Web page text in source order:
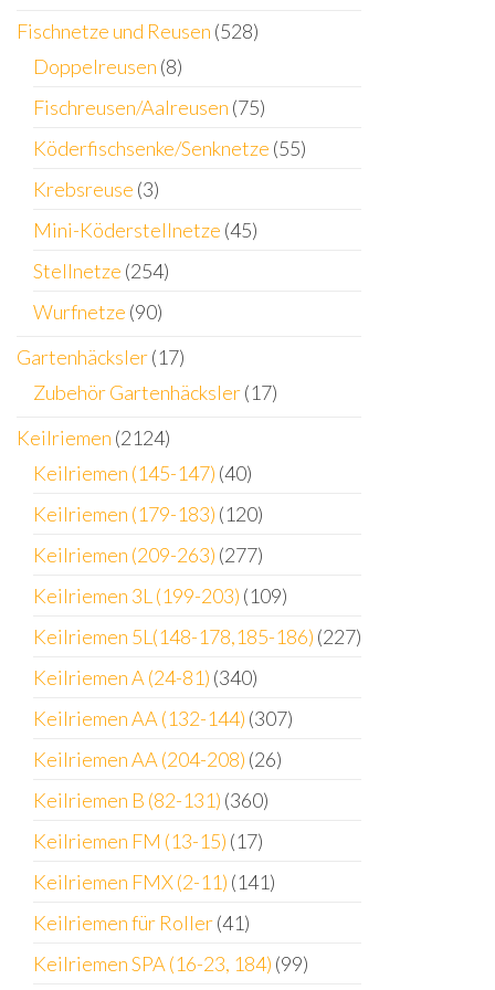
Fischnetze und Reusen (528)
Doppelreusen (8)
Fischreusen/Aalreusen (75)
Köderfischsenke/Senknetze (55)
Krebsreuse (3)
Mini-Köderstellnetze (45)
Stellnetze (254)
Wurfnetze (90)
Gartenhäcksler(17)
Zubehör Gartenhäcksler(17)
Keilriemen (2124)
Keilriemen (145-147) (40)
Keilriemen (179-183) (120)
Keilriemen (209-263) (277)
Keilriemen 3L (199-203) (109)
Keilriemen 5L(148-178,185-186) (227)
Keilriemen A (24-81) (340)
Keilriemen AA (132-144) (307)
Keilriemen AA (204-208) (26)
Keilriemen B (82-131) (360)
Keilriemen FM (13-15) (17)
Keilriemen FMX (2-11) (141)
Keilriemen für Roller(41)
Keilriemen SPA (16-23, 184) (99)